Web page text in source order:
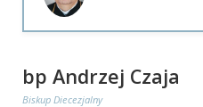
bp Andrzej Czaja
Biskup Diecezjalny